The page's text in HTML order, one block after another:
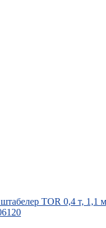
TOR 0,4 т, 1,1